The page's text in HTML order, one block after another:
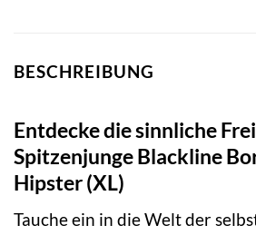
BESCHREIBUNG
Entdecke die sinnliche
Spitzenjunge Blackline
Hipster (XL)
Tauche ein in die Welt der